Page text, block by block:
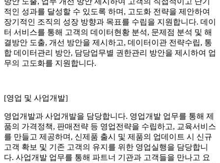
적인 성과를 달성할 수 있도록 하며, 고도화 전략을 제안하여
장기적인 조직의 성장 방향과 목표를 수립을 지원합니다. 데이
터 서비스를 통해 고객의 데이터현황 분석, 문제점 분석 및 해
결방안 도출, 개선 방안을 제시하고, 데이터이관 전략수립, 통
합 데이터관리 방안, 담당업무별 권한관리 방안을 제시하여 업
무의 고도화를 지원합니다.
[영업 및 사업개발]
영업개발과 사업개발을 담당합니다. 영업개발 업무를 통해 제
품의 가격정책, 판매전략 등 영업전략을 수립하고, 교육서비스
를 만들고 제공하며, 신제품 출시 및 제품의 업데이트 시 신규
고객 확보 및 기존 고객의 유지를 위한 영업실행을 담당합니
다. 사업개발 업무를 통해 파트너 기관과 고객들을 만나고 요